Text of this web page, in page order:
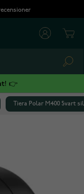
👉
Tiera Polar M400 Svart